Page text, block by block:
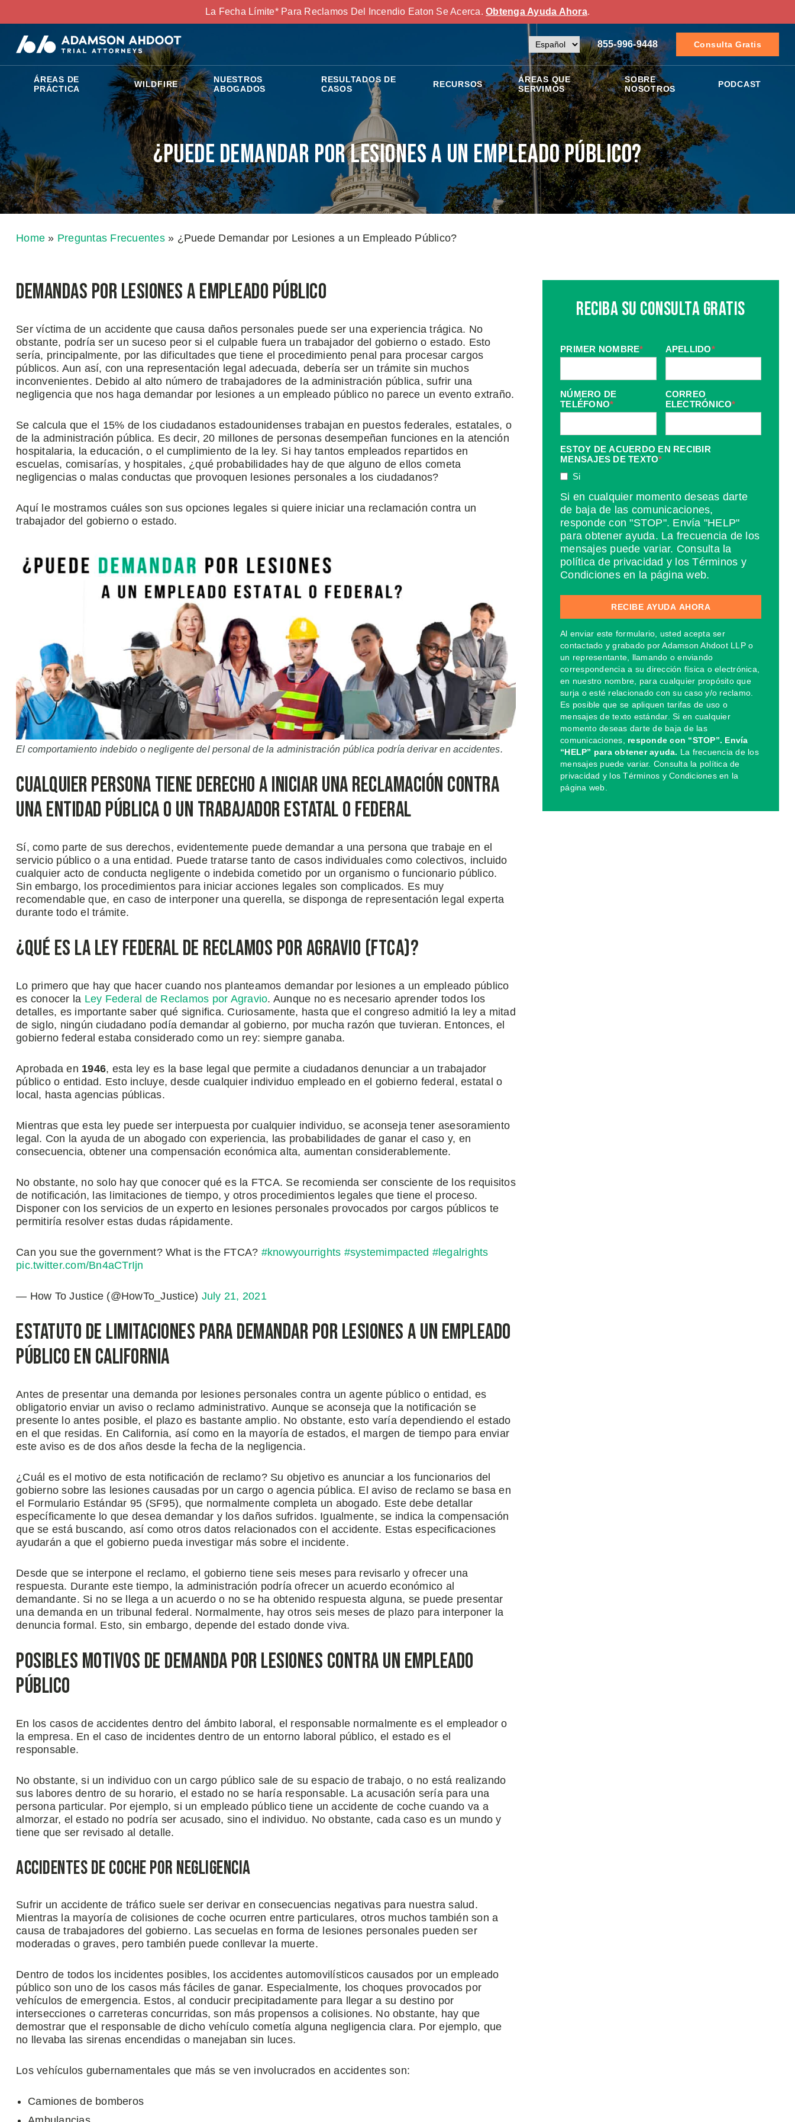
La Fecha Límite* Para Reclamos Del Incendio Eaton Se Acerca.Obtenga Ayuda Ahora.
855-996-9448 Consulta Gratis
ÁREAS DE
PRÁCTICA
WILDFIRE
NUESTROS
ABOGADOS
RESULTADOS DE
CASOS
RECURSOS
ÁREAS QUE
SERVIMOS
SOBRE
NOSOTROS
PODCAST
¿Puede Demandar por Lesiones a un Empleado Público?
Home » Preguntas Frecuentes» ¿Puede Demandar por Lesiones a un Empleado Público?
Demandas por Lesiones a Empleado Público
Ser víctima de un accidente que causa daños personales puede ser una experiencia trágica. No
obstante, podría ser un suceso peor si el culpable fuera un trabajador del gobierno o estado. Esto
sería, principalmente, por las dificultades que tiene el procedimiento penal para procesar cargos
públicos. Aun así, con una representación legal adecuada, debería ser un trámite sin muchos
inconvenientes. Debido al alto número de trabajadores de la administración pública, sufrir una
negligencia que nos haga demandar por lesiones a un empleado público no parece un evento extraño.
Se calcula que el 15% de los ciudadanos estadounidenses trabajan en puestos federales, estatales, o
de la administración pública. Es decir, 20 millones de personas desempeñan funciones en la atención
hospitalaria, la educación, o el cumplimiento de la ley. Si hay tantos empleados repartidos en
escuelas, comisarías, y hospitales, ¿qué probabilidades hay de que alguno de ellos cometa
negligencias o malas conductas que provoquen lesiones personales a los ciudadanos?
Aquí le mostramos cuáles son sus opciones legales si quiere iniciar una reclamación contra un
trabajador del gobierno o estado.
El comportamiento indebido o negligente del personal de la administración pública podría derivar en accidentes.
Cualquier Persona Tiene Derecho a Iniciar una Reclamación contra
una Entidad Pública o un Trabajador Estatal o Federal
Sí, como parte de sus derechos, evidentemente puede demandar a una persona que trabaje en el
servicio público o a una entidad. Puede tratarse tanto de casos individuales como colectivos, incluido
cualquier acto de conducta negligente o indebida cometido por un organismo o funcionario público.
Sin embargo, los procedimientos para iniciar acciones legales son complicados. Es muy
recomendable que, en caso de interponer una querella, se disponga de representación legal experta
durante todo el trámite.
¿Qué es la Ley Federal de Reclamos por Agravio (FTCA)?
Lo primero que hay que hacer cuando nos planteamos demandar por lesiones a un empleado público
es conocer la Ley Federal de Reclamos por Agravio. Aunque no es necesario aprender todos los
detalles, es importante saber qué significa. Curiosamente, hasta que el congreso admitió la ley a mitad
de siglo, ningún ciudadano podía demandar al gobierno, por mucha razón que tuvieran. Entonces, el
gobierno federal estaba considerado como un rey: siempre ganaba.
Aprobada en 1946, esta ley es la base legal que permite a ciudadanos denunciar a un trabajador
público o entidad. Esto incluye, desde cualquier individuo empleado en el gobierno federal, estatal o
local, hasta agencias públicas.
Mientras que esta ley puede ser interpuesta por cualquier individuo, se aconseja tener asesoramiento
legal. Con la ayuda de un abogado con experiencia, las probabilidades de ganar el caso y, en
consecuencia, obtener una compensación económica alta, aumentan considerablemente.
No obstante, no solo hay que conocer qué es la FTCA. Se recomienda ser consciente de los requisitos
de notificación, las limitaciones de tiempo, y otros procedimientos legales que tiene el proceso.
Disponer con los servicios de un experto en lesiones personales provocados por cargos públicos te
permitiría resolver estas dudas rápidamente.
Can you sue the government? What is the FTCA? #knowyourrights #systemimpacted #legalrights
pic.twitter.com/Bn4aCTrIjn
— How To Justice (@HowTo_Justice) July 21, 2021
Estatuto de Limitaciones para Demandar Por Lesiones a un Empleado
Público en California
Antes de presentar una demanda por lesiones personales contra un agente público o entidad, es
obligatorio enviar un aviso o reclamo administrativo. Aunque se aconseja que la notificación se
presente lo antes posible, el plazo es bastante amplio. No obstante, esto varía dependiendo el estado
en el que residas. En California, así como en la mayoría de estados, el margen de tiempo para enviar
este aviso es de dos años desde la fecha de la negligencia.
¿Cuál es el motivo de esta notificación de reclamo? Su objetivo es anunciar a los funcionarios del
gobierno sobre las lesiones causadas por un cargo o agencia pública. El aviso de reclamo se basa en
el Formulario Estándar 95 (SF95), que normalmente completa un abogado. Este debe detallar
específicamente lo que desea demandar y los daños sufridos. Igualmente, se indica la compensación
que se está buscando, así como otros datos relacionados con el accidente. Estas especificaciones
ayudarán a que el gobierno pueda investigar más sobre el incidente.
Desde que se interpone el reclamo, el gobierno tiene seis meses para revisarlo y ofrecer una
respuesta. Durante este tiempo, la administración podría ofrecer un acuerdo económico al
demandante. Si no se llega a un acuerdo o no se ha obtenido respuesta alguna, se puede presentar
una demanda en un tribunal federal. Normalmente, hay otros seis meses de plazo para interponer la
denuncia formal. Esto, sin embargo, depende del estado donde viva.
Posibles Motivos de Demanda por Lesiones contra un Empleado
Público
En los casos de accidentes dentro del ámbito laboral, el responsable normalmente es el empleador o
la empresa. En el caso de incidentes dentro de un entorno laboral público, el estado es el
responsable.
No obstante, si un individuo con un cargo público sale de su espacio de trabajo, o no está realizando
sus labores dentro de su horario, el estado no se haría responsable. La acusación sería para una
persona particular. Por ejemplo, si un empleado público tiene un accidente de coche cuando va a
almorzar, el estado no podría ser acusado, sino el individuo. No obstante, cada caso es un mundo y
tiene que ser revisado al detalle.
Accidentes de Coche por Negligencia
Sufrir un accidente de tráfico suele ser derivar en consecuencias negativas para nuestra salud.
Mientras la mayoría de colisiones de coche ocurren entre particulares, otros muchos también son a
causa de trabajadores del gobierno. Las secuelas en forma de lesiones personales pueden ser
moderadas o graves, pero también puede conllevar la muerte.
Dentro de todos los incidentes posibles, los accidentes automovilísticos causados por un empleado
público son uno de los casos más fáciles de ganar. Especialmente, los choques provocados por
vehículos de emergencia. Estos, al conducir precipitadamente para llegar a su destino por
intersecciones o carreteras concurridas, son más propensos a colisiones. No obstante, hay que
demostrar que el responsable de dicho vehículo cometía alguna negligencia clara. Por ejemplo, que
no llevaba las sirenas encendidas o manejaban sin luces.
Los vehículos gubernamentales que más se ven involucrados en accidentes son:
Camiones de bomberos
Reciba Su Consulta Gratis
PRIMER NOMBRE* APELLIDO*
NÚMERO DE
TELÉFONO*
CORREO
ELECTRÓNICO*
ESTOY DE ACUERDO EN RECIBIR
MENSAJES DE TEXTO*
Si
Si en cualquier momento deseas darte
de baja de las comunicaciones,
responde con "STOP". Envía "HELP"
para obtener ayuda. La frecuencia de los
mensajes puede variar. Consulta la
política de privacidad y los Términos y
Condiciones en la página web.
Al enviar este formulario, usted acepta ser
contactado y grabado por Adamson Ahdoot LLP o
un representante, llamando o enviando
correspondencia a su dirección física o electrónica,
en nuestro nombre, para cualquier propósito que
surja o esté relacionado con su caso y/o reclamo.
Es posible que se apliquen tarifas de uso o
mensajes de texto estándar. Si en cualquier
momento deseas darte de baja de las
comunicaciones, responde con “STOP”. Envía
“HELP” para obtener ayuda. La frecuencia de los
mensajes puede variar. Consulta la política de
privacidad y los Términos y Condiciones en la
página web.